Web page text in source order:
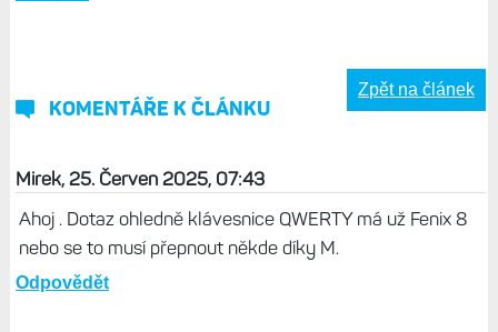
KOMENTÁŘE K ČLÁNKU
Zpět na článek
Mirek, 25. Červen 2025, 07:43
Ahoj . Dotaz ohledně klávesnice QWERTY má už Fenix 8
nebo se to musí přepnout někde díky M.
Odpovědět